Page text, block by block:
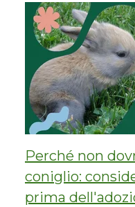
Perché non
coniglio:
prima